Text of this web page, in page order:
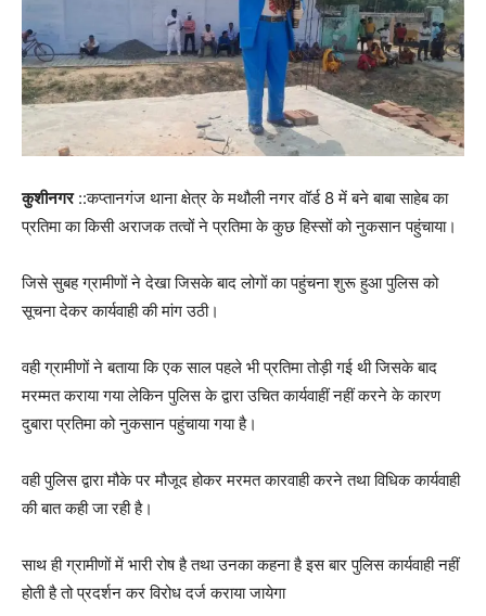
कुशीनगर::कप्तानगंज थाना क्षेत्र के मथौली नगर वॉर्ड 8 में बने बाबा साहेब का
प्रतिमा का किसी अराजक तत्वों ने प्रतिमा के कुछ हिस्सों को नुकसान पहुंचाया।
जिसे सुबह ग्रामीणों ने देखा जिसके बाद लोगों का पहुंचना शुरू हुआ पुलिस को
सूचना देकर कार्यवाही की मांग उठी।
वही ग्रामीणों ने बताया कि एक साल पहले भी प्रतिमा तोड़ी गई थी जिसके बाद
मरम्मत कराया गया लेकिन पुलिस के द्वारा उचित कार्यवाहीं नहीं करने के कारण
दुबारा प्रतिमा को नुकसान पहुंचाया गया है।
वही पुलिस द्वारा मौके पर मौजूद होकर मरमत कारवाही करने तथा विधिक कार्यवाही
की बात कही जा रही है।
साथ ही ग्रामीणों में भारी रोष है तथा उनका कहना है इस बार पुलिस कार्यवाही नहीं
होती है तो प्रदर्शन कर विरोध दर्ज कराया जायेगा